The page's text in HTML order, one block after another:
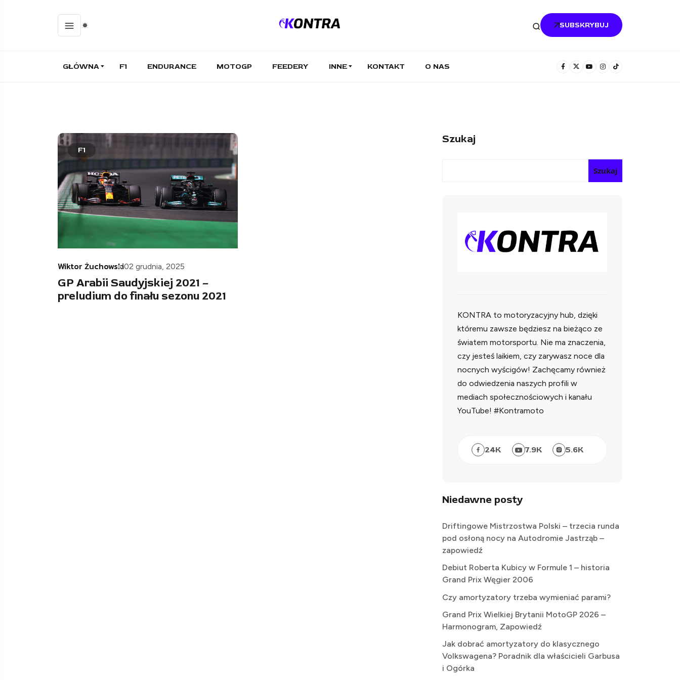
SUBSKRYBUJ
GŁÓWNA F1 ENDURANCE MOTOGP FEEDERY INNE KONTAKT O NAS
F1
Wiktor Żuchowski02 grudnia, 2025
GP Arabii Saudyjskiej 2021 –
preludium do finału sezonu 2021
Szukaj
Szukaj
KONTRA to motoryzacyjny hub, dzięki
któremu zawsze będziesz na bieżąco ze
światem motorsportu. Nie ma znaczenia,
czy jesteś laikiem, czy zarywasz noce dla
nocnych wyścigów! Zachęcamy również
do odwiedzenia naszych profili w
mediach społecznościowych i kanału
YouTube! #Kontramoto
24K 7.9K 5.6K
Niedawne posty
Driftingowe Mistrzostwa Polski – trzecia runda
pod osłoną nocy na Autodromie Jastrząb –
zapowiedź
Debiut Roberta Kubicy w Formule 1 – historia
Grand Prix Węgier 2006
Czy amortyzatory trzeba wymieniać parami?
Grand Prix Wielkiej Brytanii MotoGP 2026 –
Harmonogram, Zapowiedź
Jak dobrać amortyzatory do klasycznego
Volkswagena? Poradnik dla właścicieli Garbusa
i Ogórka